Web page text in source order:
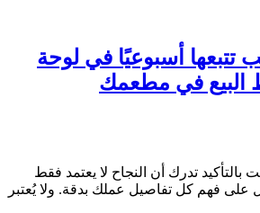
تتبعها أسبوعيًا في لوحة
البيع في مطعمك
بالتأكيد تدرك أن النجاح لا يعتمد فقط
على فهم كل تفاصيل عملك بدقة. ولا يُعتبر